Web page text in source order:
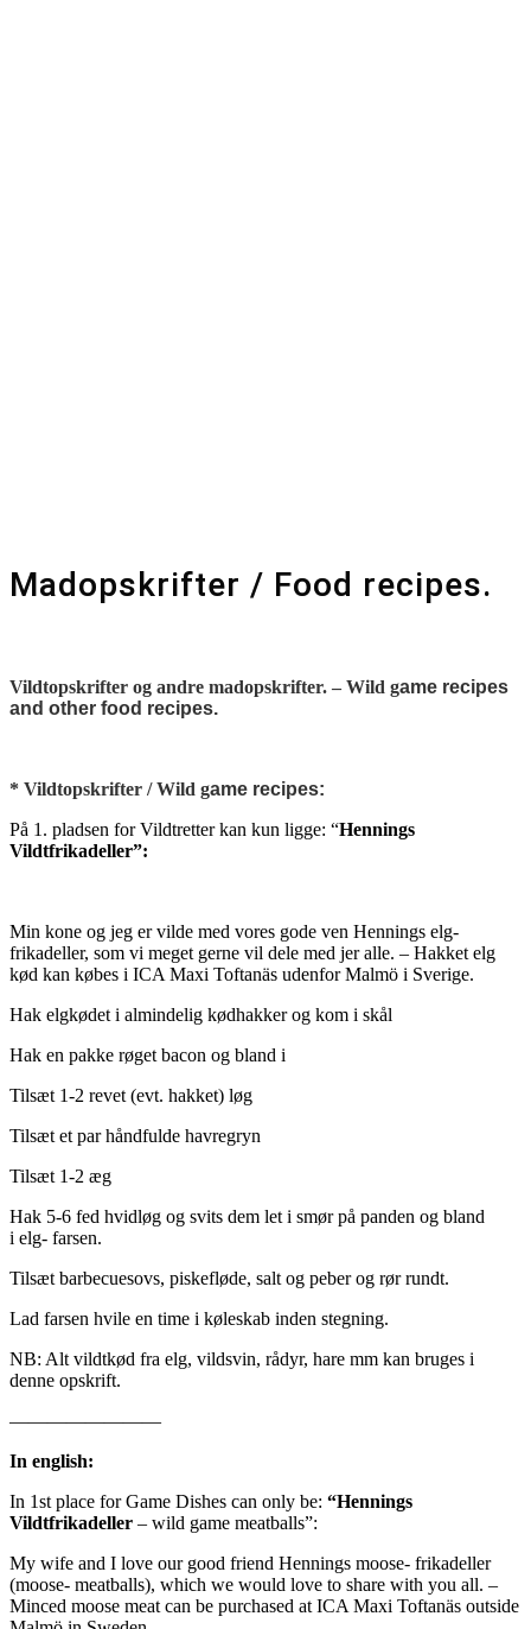
Madopskrifter / Food recipes.
Vildtopskrifter og andre madopskrifter. – Wild game recipes
and other food recipes.
* Vildtopskrifter / Wild game recipes:
På 1. pladsen for Vildtretter kan kun ligge: “Hennings
Vildtfrikadeller”:
Min kone og jeg er vilde med vores gode ven Hennings elg-
frikadeller, som vi meget gerne vil dele med jer alle. – Hakket elg
kød kan købes i ICA Maxi Toftanäs udenfor Malmö i Sverige.
Hak elgkødet i almindelig kødhakker og kom i skål
Hak en pakke røget bacon og bland i
Tilsæt 1-2 revet (evt. hakket) løg
Tilsæt et par håndfulde havregryn
Tilsæt 1-2 æg
Hak 5-6 fed hvidløg og svits dem let i smør på panden og bland
i elg- farsen.
Tilsæt barbecuesovs, piskefløde, salt og peber og rør rundt.
Lad farsen hvile en time i køleskab inden stegning.
NB: Alt vildtkød fra elg, vildsvin, rådyr, hare mm kan bruges i
denne opskrift.
————————
In english:
In 1st place for Game Dishes can only be: “Hennings
Vildtfrikadeller – wild game meatballs”:
My wife and I love our good friend Hennings moose- frikadeller
(moose- meatballs), which we would love to share with you all. –
Minced moose meat can be purchased at ICA Maxi Toftanäs outside